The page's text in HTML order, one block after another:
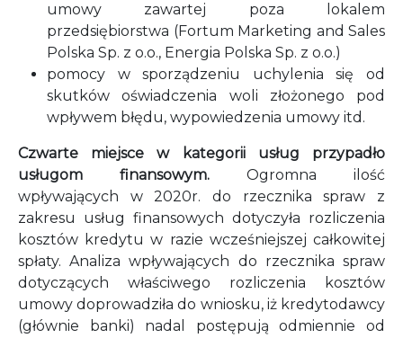
umowy zawartej poza lokalem
przedsiębiorstwa (Fortum Marketing and Sales
Polska Sp. z o.o., Energia Polska Sp. z o.o.)
pomocy w sporządzeniu uchylenia się od
skutków oświadczenia woli złożonego pod
wpływem błędu, wypowiedzenia umowy itd.
Czwarte miejsce w kategorii usług przypadło
usługom finansowym. Ogromna ilość
wpływających w 2020r. do rzecznika spraw z
zakresu usług finansowych dotyczyła rozliczenia
kosztów kredytu w razie wcześniejszej całkowitej
spłaty. Analiza wpływających do rzecznika spraw
dotyczących właściwego rozliczenia kosztów
umowy doprowadziła do wniosku, iż kredytodawcy
(głównie banki) nadal postępują odmiennie od